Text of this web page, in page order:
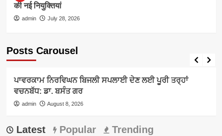
की नई नियुक्तियां
admin July 28, 2026
Posts Carousel
ELECTRICITY SUPPLY
ਪਾਵਰਕਾਮ ਨਿਰਵਿਘਨ ਬਿਜਲੀ ਸਪਲਾਈ ਦੇਣ ਲਈ ਪੂਰੀ ਤਰ੍ਹਾਂ
ਵਚਨਬੱਧ: ਡਾ. ਬਸੰਤ ਗਰ
admin August 8, 2026
Latest Popular Trending